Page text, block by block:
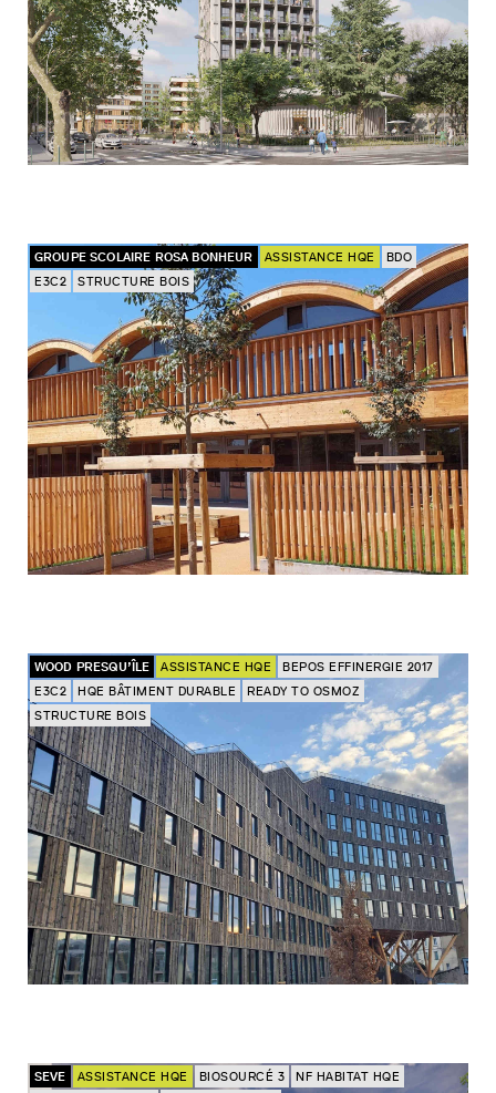
GROUPE SCOLAIRE ROSA BONHEUR ASSISTANCE HQE
BDO
E3C2
STRUCTURE BOIS
WOOD PRESQU’ÎLE ASSISTANCE HQE
BEPOS EFFINERGIE 2017
E3C2
HQE BÂTIMENT DURABLE
READY TO OSMOZ
STRUCTURE BOIS
SEVE ASSISTANCE HQE BIOSOURCÉ 3
NF HABITAT HQE